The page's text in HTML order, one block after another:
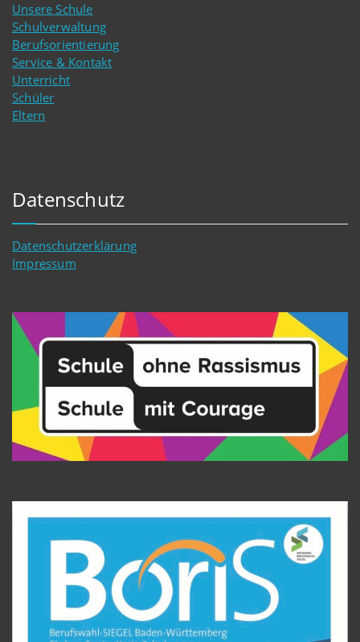
Unsere Schule
Schulverwaltung
Berufsorientierung
Service & Kontakt
Unterricht
Schüler
Eltern
Datenschutz
Datenschutzerklärung
Impressum